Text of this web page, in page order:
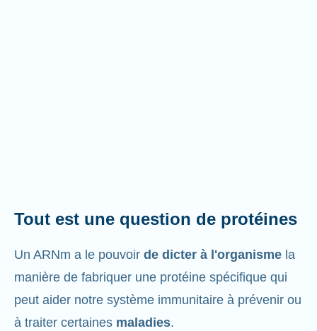
Tout est une question de protéines
Un ARNm a le pouvoir de dicter à l'organisme la
manière de fabriquer une protéine spécifique qui
peut aider notre système immunitaire à prévenir ou
à traiter certaines maladies.